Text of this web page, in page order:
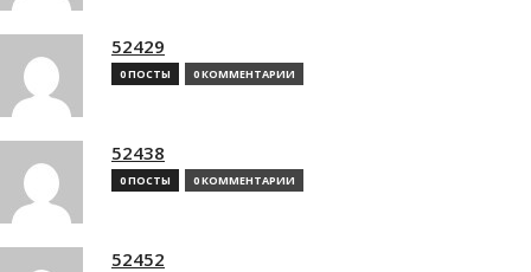
52429
0 ПОСТЫ 0 КОММЕНТАРИИ
52438
0 ПОСТЫ 0 КОММЕНТАРИИ
52452